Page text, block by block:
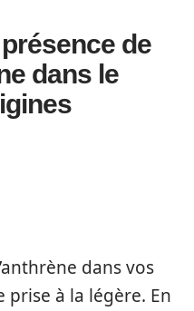
de
dans le
dans vos
à la légère. En